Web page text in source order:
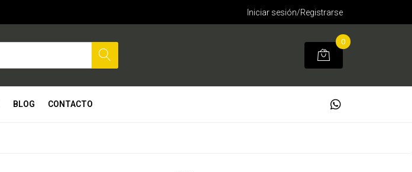
Iniciar sesión/Registrarse
0
BLOG CONTACTO